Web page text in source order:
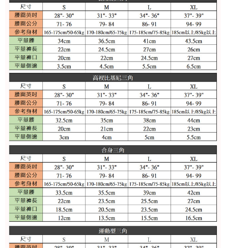
３．未成年的使用者請事先徵得法定代理人或監護人之同意方可使用
「AFTEE先享後付」，若未經同意申辦者引起之損失，本公司不負相關責
任。
４．使用「AFTEE先享後付」時，將依據個別帳號之用戶狀況，依本公司即
時審查核予不同之上限額度；若仍有額度不足之情形，本公司將視審查結果
請求用戶進行身份認證。
５．嚴禁一人註冊多個帳號或使用他人資訊註冊。若發現惡意使用之情形，
恩沛科技股份有限公司將有權停止該用戶之使用額度並採取法律行動。
郵局快捷(隔天到貨，需先line@客服通知小編)
每筆NT$100
海外宅配 查看運費